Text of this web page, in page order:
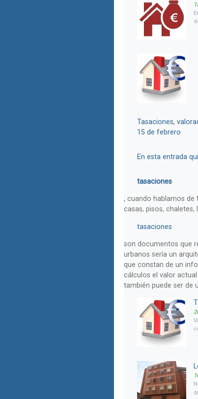
Tasaciones,
15 de febrero
En esta entrada
tasaciones
, cuando hablamos de
casas, pisos, chaletes,
tasaciones
son documentos que
urbanos sería un
que constan de un
cálculos el valor
también puede ser de